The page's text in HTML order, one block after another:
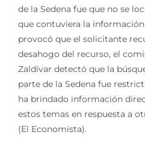
de la Sedena fue que no se
que contuviera la
provocó que el solicitante
desahogo del recurso, el
Zaldívar detectó que la
parte de la Sedena fue
ha brindado información
estos temas en respuesta a
(El Economista).